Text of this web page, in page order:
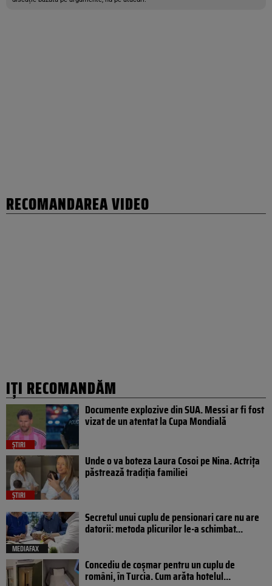
RECOMANDAREA VIDEO
IȚI RECOMANDĂM
ȘTIRI
Documente explozive din SUA. Messi ar fi fost
vizat de un atentat la Cupa Mondială
ȘTIRI
Unde o va boteza Laura Cosoi pe Nina. Actrița
păstrează tradiția familiei
MEDIAFAX
Secretul unui cuplu de pensionari care nu are
datorii: metoda plicurilor le-a schimbat...
Concediu de coșmar pentru un cuplu de
români, în Turcia. Cum arăta hotelul...